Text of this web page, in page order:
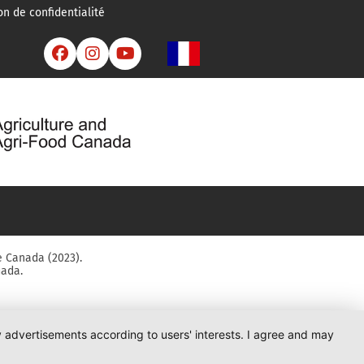
de confidentialité
  
(2023).
according to users' interests. I agree and may